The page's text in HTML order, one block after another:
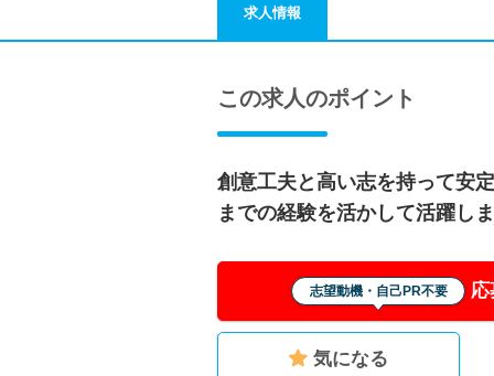
求人情報
この求人のポイント
創意工夫と高い志を持って安
までの経験を活かして活躍し
志望動機・自己PR不要
気になる